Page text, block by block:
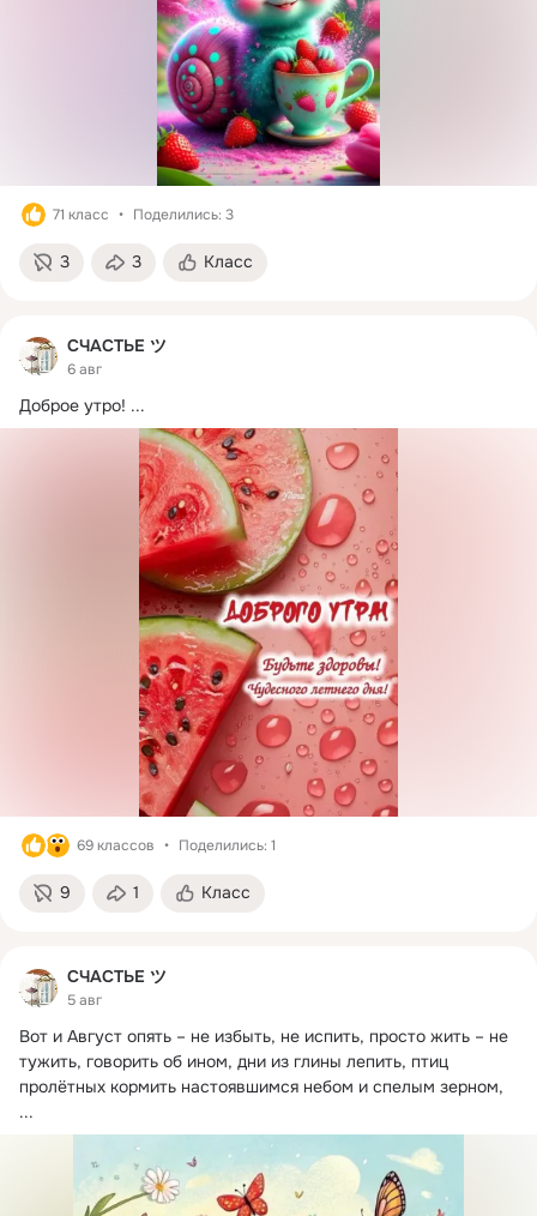
71 класс Поделились: 3
3 3 Класс
СЧАСТЬЕ ツ
6 авг
Доброе утро! ...
69 классов Поделились: 1
9 1 Класс
СЧАСТЬЕ ツ
5 авг
Вот и Август опять – не избыть, не испить, просто жить – не
тужить, говорить об ином, дни из глины лепить, птиц
пролётных кормить настоявшимся небом и спелым зерном,
...